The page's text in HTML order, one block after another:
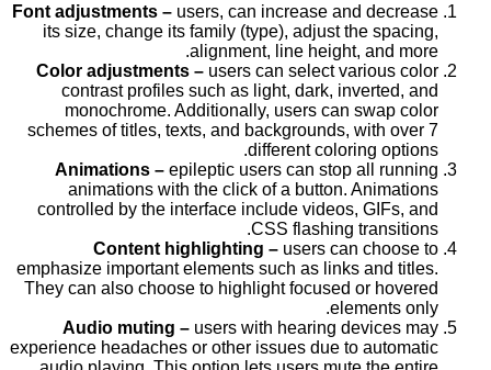
Font adjustments – users, can increase and decrease
its size, change its family (type), adjust the spacing,
alignment, line height, and more.
Color adjustments – users can select various color
contrast profiles such as light, dark, inverted, and
monochrome. Additionally, users can swap color
schemes of titles, texts, and backgrounds, with over 7
different coloring options.
Animations – epileptic users can stop all running
animations with the click of a button. Animations
controlled by the interface include videos, GIFs, and
CSS flashing transitions.
Content highlighting – users can choose to
emphasize important elements such as links and titles.
They can also choose to highlight focused or hovered
elements only.
Audio muting – users with hearing devices may
experience headaches or other issues due to automatic